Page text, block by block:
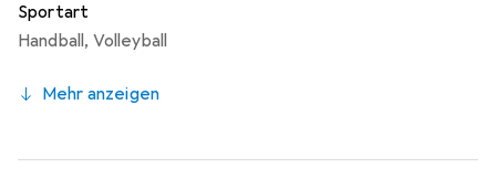
Sportart
Handball, Volleyball
Mehr anzeigen